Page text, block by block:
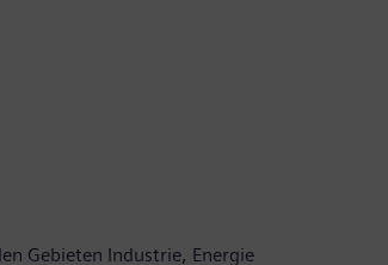
Gebieten Industrie, Energie